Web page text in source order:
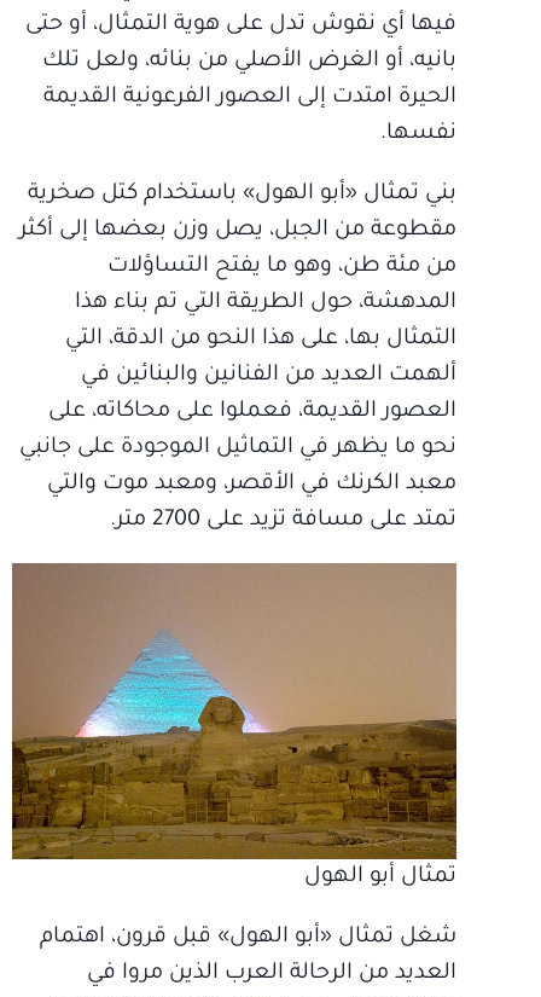
فيها أي نقوش تدل على هوية التمثال، أو حتى
بانيه، أو الغرض الأصلي من بنائه، ولعل تلك
الحيرة امتدت إلى العصور الفرعونية القديمة
نفسها.
بني تمثال «أبو الهول» باستخدام كتل صخرية
مقطوعة من الجبل، يصل وزن بعضها إلى أكثر
من مئة طن، وهو ما يفتح التساؤلات
المدهشة، حول الطريقة التي تم بناء هذا
التمثال بها، على هذا النحو من الدقة، التي
ألهمت العديد من الفنانين والبنائين في
العصور القديمة، فعملوا على محاكاته، على
نحو ما يظهر في التماثيل الموجودة على جانبي
معبد الكرنك في الأقصر، ومعبد موت والتي
تمتد على مسافة تزيد على 2700 متر.
تمثال أبو الهول
شغل تمثال «أبو الهول» قبل قرون، اهتمام
العديد من الرحالة العرب الذين مروا في